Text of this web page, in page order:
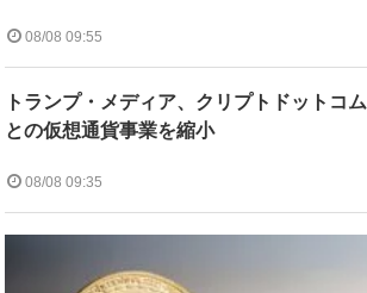
08/08 09:55
トランプ・メディア、クリプトドットコム
との仮想通貨事業を縮小
08/08 09:35